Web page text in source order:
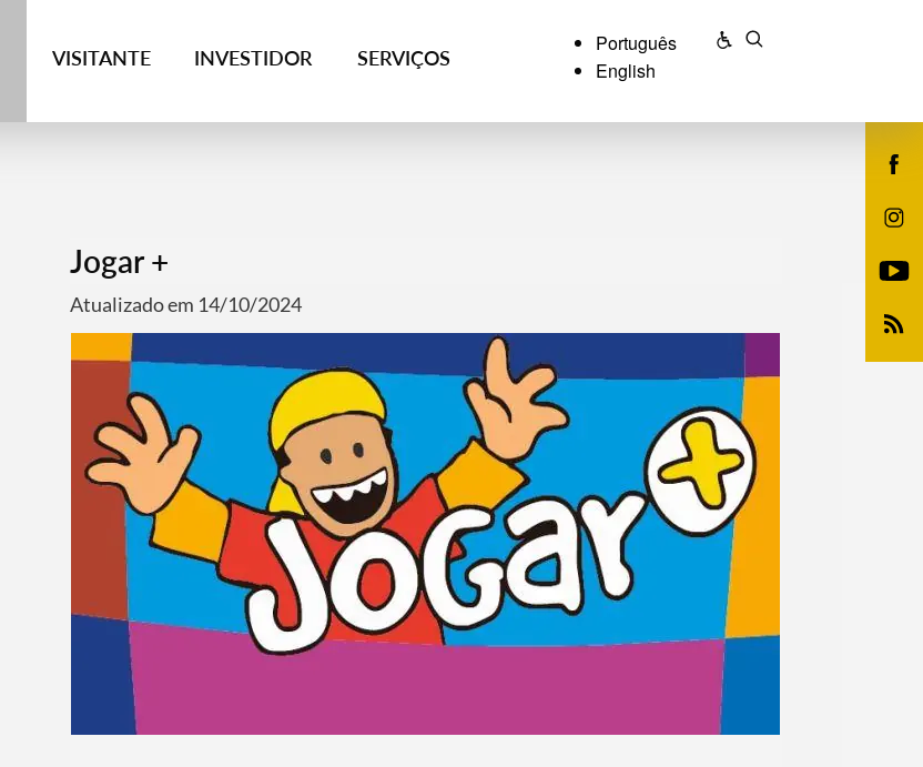
VISITANTE INVESTIDOR SERVIÇOS
Português
English
Jogar +
Atualizado em 14/10/2024